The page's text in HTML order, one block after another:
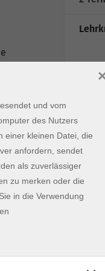
Für
und vom
des Nutzers
einer kleinen Datei, die
anfordern, sendet
als zuverlässiger
zu merken oder die
in die Verwendung